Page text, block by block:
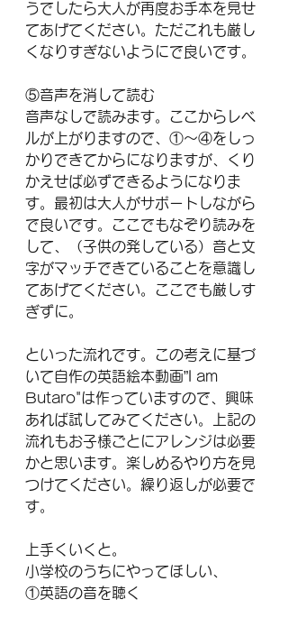
うでしたら大人が再度お手本を見せ
てあげてください。ただこれも厳し
くなりすぎないようにで良いです。
⑤音声を消して読む
音声なしで読みます。ここからレベ
ルが上がりますので、①～④をしっ
かりできてからになりますが、くり
かえせば必ずできるようになりま
す。最初は大人がサポートしながら
で良いです。ここでもなぞり読みを
して、（子供の発している）音と文
字がマッチできていることを意識し
てあげてください。ここでも厳しす
ぎずに。
といった流れです。この考えに基づ
いて自作の英語絵本動画”I am
Butaro"は作っていますので、興味
あれば試してみてください。上記の
流れもお子様ごとにアレンジは必要
かと思います。楽しめるやり方を見
つけてください。繰り返しが必要で
す。
上手くいくと。
小学校のうちにやってほしい、
①英語の音を聴く